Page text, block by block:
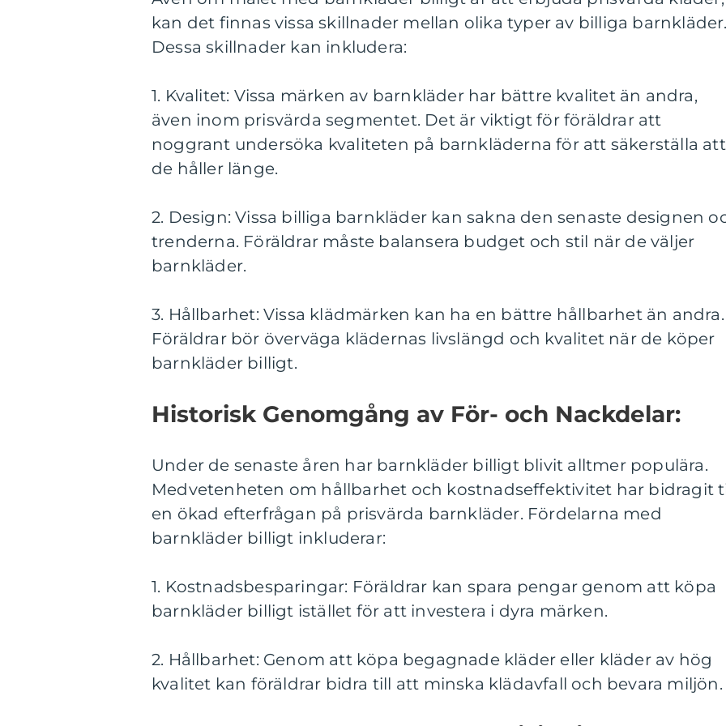
kan det finnas vissa skillnader mellan olika typer av billiga
Dessa skillnader kan inkludera:
1. Kvalitet: Vissa märken av barnkläder har bättre kvalitet än andra,
även inom prisvärda segmentet. Det är viktigt för föräldrar att
noggrant undersöka kvaliteten på barnkläderna för att säkerställa att
de håller länge.
2. Design: Vissa billiga barnkläder kan sakna den senaste designen
trenderna. Föräldrar måste balansera budget och stil när de väljer
barnkläder.
3. Hållbarhet: Vissa klädmärken kan ha en bättre hållbarhet än andra.
Föräldrar bör överväga klädernas livslängd och kvalitet när de köper
barnkläder billigt.
Historisk Genomgång av För- och Nackdelar:
Under de senaste åren har barnkläder billigt blivit alltmer populära.
Medvetenheten om hållbarhet och kostnadseffektivitet har bidragit
en ökad efterfrågan på prisvärda barnkläder. Fördelarna med
barnkläder billigt inkluderar:
1. Kostnadsbesparingar: Föräldrar kan spara pengar genom att köpa
barnkläder billigt istället för att investera i dyra märken.
2. Hållbarhet: Genom att köpa begagnade kläder eller kläder av hög
kvalitet kan föräldrar bidra till att minska klädavfall och bevara miljön.